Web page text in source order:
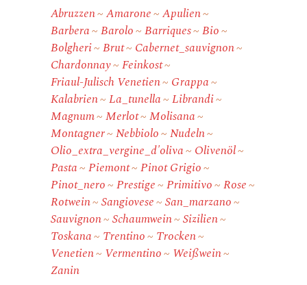
Abruzzen Amarone
Apulien
Barbera
Barolo Barriques
Bio
Bolgheri
Brut
Cabernet_sauvignon
Chardonnay
Feinkost
Friaul-Julisch Venetien
Grappa
Kalabrien
La_tunella
Librandi
Magnum
Merlot
Molisana
Montagner
Nebbiolo
Nudeln
Olio_extra_vergine_d'oliva
Olivenöl
Pasta
Piemont
Pinot Grigio
Pinot_nero
Prestige Primitivo
Rose
Rotwein
Sangiovese
San_marzano
Sauvignon
Schaumwein
Sizilien
Toskana
Trentino
Trocken
Venetien
Vermentino
Weißwein
Zanin